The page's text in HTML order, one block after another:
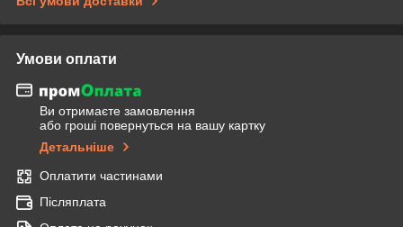
Умови оплати
Ви отримаєте замовлення
або гроші повернуться на вашу картку
Детальніше
Оплатити частинами
Післяплата